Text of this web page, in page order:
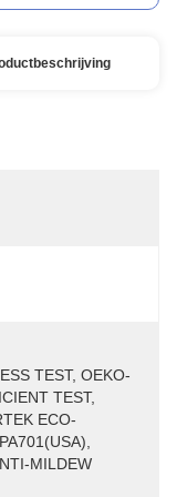
TEST, OEKO-
TEST,
ECO-
MILDEW